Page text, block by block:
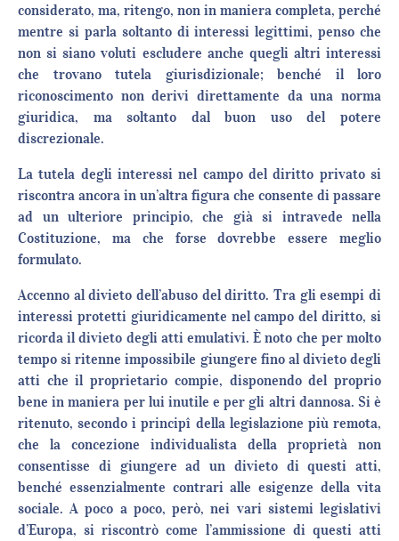
considerato, ma, ritengo, non in maniera completa, perché
mentre si parla soltanto di interessi legittimi, penso che
non si siano voluti escludere anche quegli altri interessi
che trovano tutela giurisdizionale; benché il loro
riconoscimento non derivi direttamente da una norma
giuridica, ma soltanto dal buon uso del potere
discrezionale.
La tutela degli interessi nel campo del diritto privato si
riscontra ancora in un’altra figura che consente di passare
ad un ulteriore principio, che già si intravede nella
Costituzione, ma che forse dovrebbe essere meglio
formulato.
Accenno al divieto dell’abuso del diritto. Tra gli esempi di
interessi protetti giuridicamente nel campo del diritto, si
ricorda il divieto degli atti emulativi. È noto che per molto
tempo si ritenne impossibile giungere fino al divieto degli
atti che il proprietario compie, disponendo del proprio
bene in maniera per lui inutile e per gli altri dannosa. Si è
ritenuto, secondo i principî della legislazione più remota,
che la concezione individualista della proprietà non
consentisse di giungere ad un divieto di questi atti,
benché essenzialmente contrari alle esigenze della vita
sociale. A poco a poco, però, nei vari sistemi legislativi
d’Europa, si riscontrò come l’ammissione di questi atti